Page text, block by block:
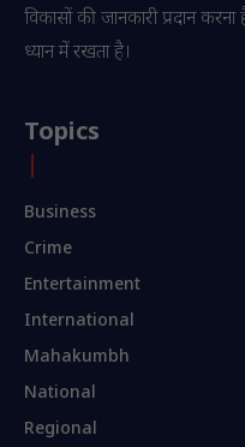
विकासों की जानकारी प्रदान
ध्यान में रखता है।
Topics
Business
Crime
Entertainment
International
Mahakumbh
National
Regional